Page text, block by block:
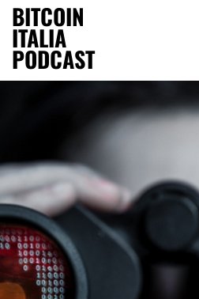
BITCOIN
ITALIA
PODCAST